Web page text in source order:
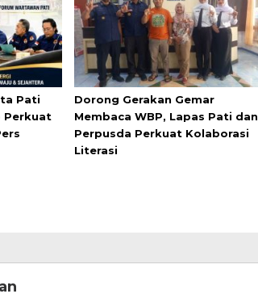
Pati
Perkuat
Dorong Gerakan Gemar
Membaca WBP, Lapas Pati dan
Perpusda Perkuat Kolaborasi
Literasi